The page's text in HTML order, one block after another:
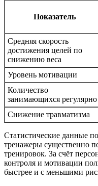
Показатель
Средняя скорость
достижения целей по
снижению веса
Уровень мотивации
Количество
занимающихся регулярно
Снижение травматизма
Статистические данные
тренажеры существенно
тренировок. За счёт
контроля и мотивации
быстрее и с меньшими